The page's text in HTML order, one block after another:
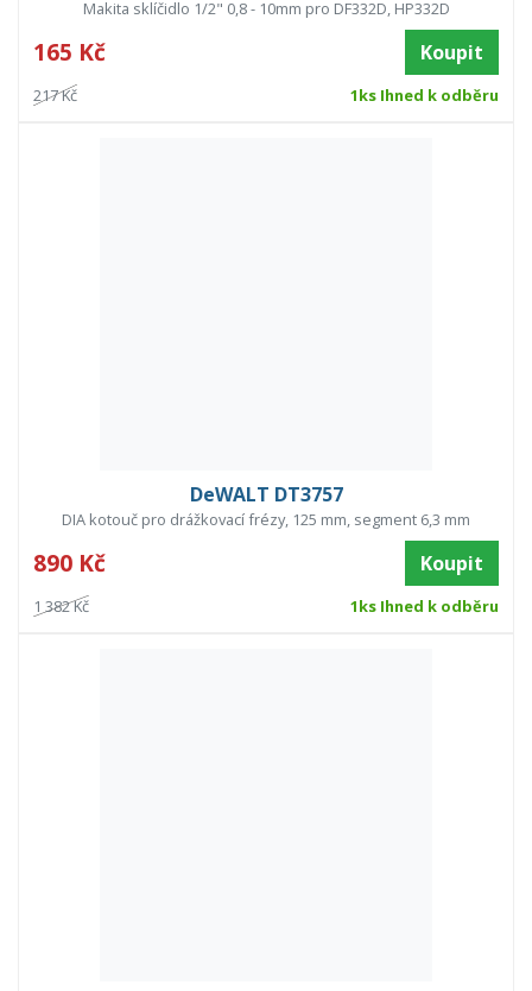
Makita sklíčidlo 1/2" 0,8 - 10mm pro DF332D, HP332D
165 Kč Koupit
217 Kč 1ks Ihned k odběru
DeWALT DT3757
DIA kotouč pro drážkovací frézy, 125 mm, segment 6,3 mm
890 Kč Koupit
1 382 Kč 1ks Ihned k odběru